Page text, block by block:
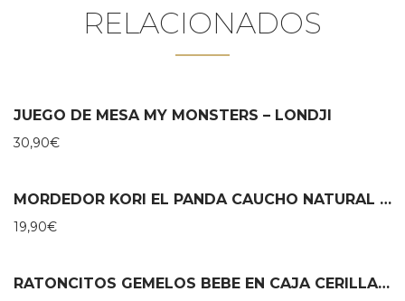
RELACIONADOS
JUEGO DE MESA MY MONSTERS – LONDJI
30,90€
MORDEDOR KORI EL PANDA CAUCHO NATURAL – LANCO
19,90€
RATONCITOS GEMELOS BEBE EN CAJA CERILLAS – MAILEG